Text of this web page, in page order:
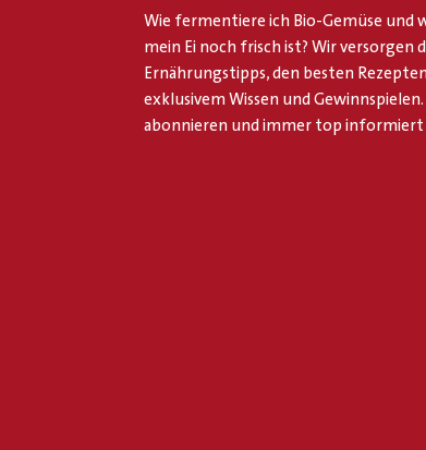
Wie fermentiere ich Bio-Gemüse und
mein Ei noch frisch ist? Wir versorgen
Ernährungstipps, den besten
exklusivem Wissen und
abonnieren und immer top informiert